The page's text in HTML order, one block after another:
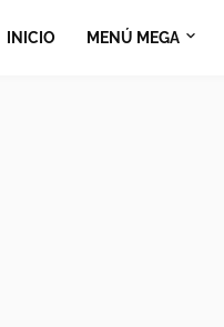
INICIO MENÚ MEGA